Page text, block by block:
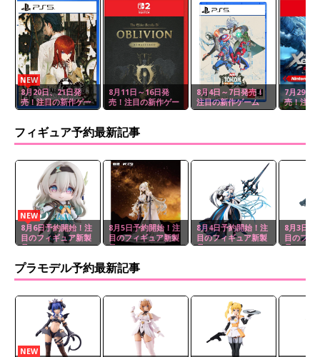
8月20日、21日発
売！注目の新作ゲー
ム
NEW
8月11日～16日発
売！注目の新作ゲー
ム
8月4日～7日発売！
注目の新作ゲーム
7月29日
売！注目
ム
フィギュア予約最新記事
8月6日予約開始！注
目のフィギュア新製
品
NEW
8月5日予約開始！注
目のフィギュア新製
品
8月4日予約開始！注
目のフィギュア新製
品
8月3日予
目のフィ
品
プラモデル予約最新記事
NEW